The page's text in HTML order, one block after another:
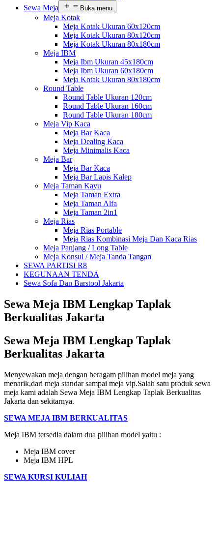
Sewa Meja
Buka menu
Meja Kotak
Meja Kotak Ukuran 60x120cm
Meja Kotak Ukuran 80x120cm
Meja Kotak Ukuran 80x180cm
Meja IBM
Meja Ibm Ukuran 45x180cm
Meja Ibm Ukuran 60x180cm
Meja Kotak Ukuran 80x180cm
Round Table
Round Table Ukuran 120cm
Round Table Ukuran 160cm
Round Table Ukuran 180cm
Meja Vip Kaca
Meja Bar Kaca
Meja Dealing Kaca
Meja Minimalis Kaca
Meja Bar
Meja Bar Kaca
Meja Bar Lapis Kalep
Meja Taman Kayu
Meja Taman Extra
Meja Taman Alfa
Meja Taman 2in1
Meja Rias
Meja Rias Portable
Meja Rias Kombinasi Meja Dan Kaca Rias
Meja Panjang / Long Table
Meja Konsul / Meja Tanda Tangan
SEWA PARTISI R8
KEGUNAAN TENDA
Sewa Sofa Dan Barstool Jakarta
Sewa Meja IBM Lengkap Taplak
Berkualitas Jakarta
Sewa Meja IBM Lengkap Taplak
Berkualitas Jakarta
Menyewakan meja dengan beragam pilihan model meja yang
menarik,dari meja standar sampai meja vip.Salah satu produk sewa
meja kami adalah Sewa Meja IBM Lengkap Taplak Berkualitas
Jakarta dan sekitarnya.
SEWA MEJA IBM BERKUALITAS
Meja IBM tersedia dalam dua pilihan model yaitu :
Meja IBM cover
Meja IBM HPL
SEWA KURSI KULIAH